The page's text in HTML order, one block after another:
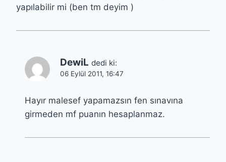
yapılabilir mi (ben tm deyim )
DewiL dedi ki:
06 Eylül 2011, 16:47
Hayır malesef yapamazsın fen sınavına
girmeden mf puanın hesaplanmaz.